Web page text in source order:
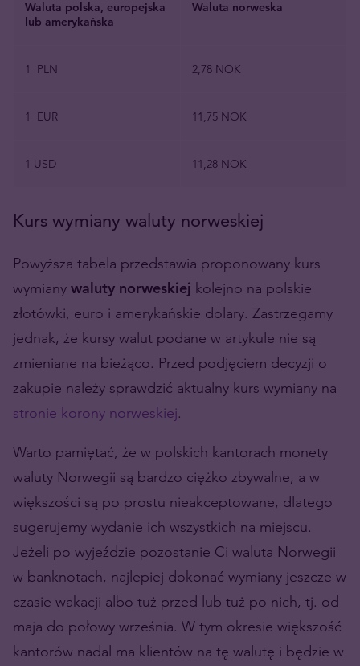
Waluta polska, europejska
lub amerykańska
Waluta norweska
1 PLN 2,78 NOK
1 EUR 11,75 NOK
1 USD 11,28 NOK
Kurs wymiany waluty norweskiej
Powyższa tabela przedstawia proponowany kurs
wymiany waluty norweskiej kolejno na polskie
złotówki, euro i amerykańskie dolary. Zastrzegamy
jednak, że kursy walut podane w artykule nie są
zmieniane na bieżąco. Przed podjęciem decyzji o
zakupie należy sprawdzić aktualny kurs wymiany na
stronie korony norweskiej.
Warto pamiętać, że w polskich kantorach monety
waluty Norwegii są bardzo ciężko zbywalne, a w
większości są po prostu nieakceptowane, dlatego
sugerujemy wydanie ich wszystkich na miejscu.
Jeżeli po wyjeździe pozostanie Ci waluta Norwegii
w banknotach, najlepiej dokonać wymiany jeszcze w
czasie wakacji albo tuż przed lub tuż po nich, tj. od
maja do połowy września. W tym okresie większość
kantorów nadal ma klientów na tę walutę i będzie w